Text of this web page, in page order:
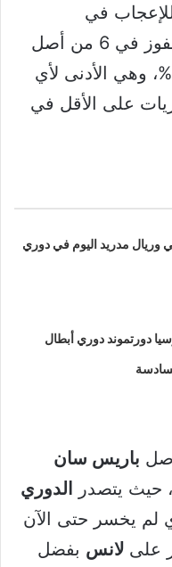
في
البطولات الأوروبية، إذ حقق الفوز في 6 من أصل
15 مباراة، بنسبة فوز تبلغ 40%، وهي الأدنى لأي
وريال مدريد اليوم في دوري
دورتموند دوري أبطال
باريس سان
حيث يتصدر
الدوري
لم يخسر حتى الآن
على لانس بفضل